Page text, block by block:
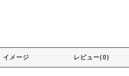
イメージ レビュー(0)